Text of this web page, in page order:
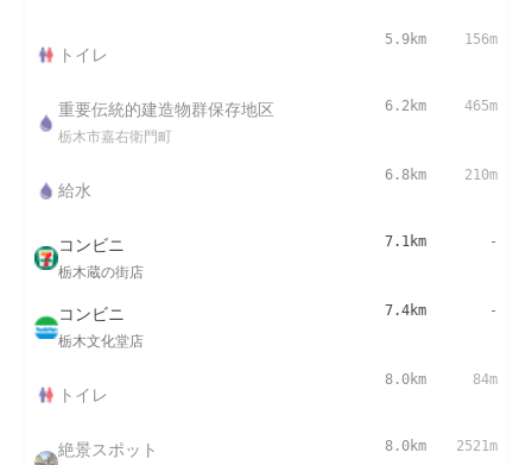
トイレ
5.9km 156m
重要伝統的建造物群保存地区
栃木市嘉右衛門町
6.2km 465m
給水
6.8km 210m
コンビニ
栃木蔵の街店
7.1km -
コンビニ
栃木文化堂店
7.4km -
トイレ
8.0km 84m
絶景スポット 8.0km 2521m